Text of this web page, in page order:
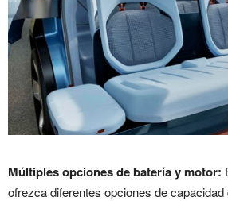
Múltiples opciones de batería y motor:
ofrezca diferentes opciones de